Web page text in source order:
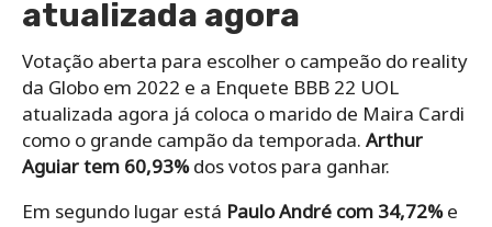
atualizada agora
Votação aberta para escolher o campeão do reality
da Globo em 2022 e a Enquete BBB 22 UOL
atualizada agora já coloca o marido de Maira Cardi
como o grande campão da temporada. Arthur
Aguiar tem 60,93%dos votos para ganhar.
Em segundo lugar está Paulo André com 34,72%e